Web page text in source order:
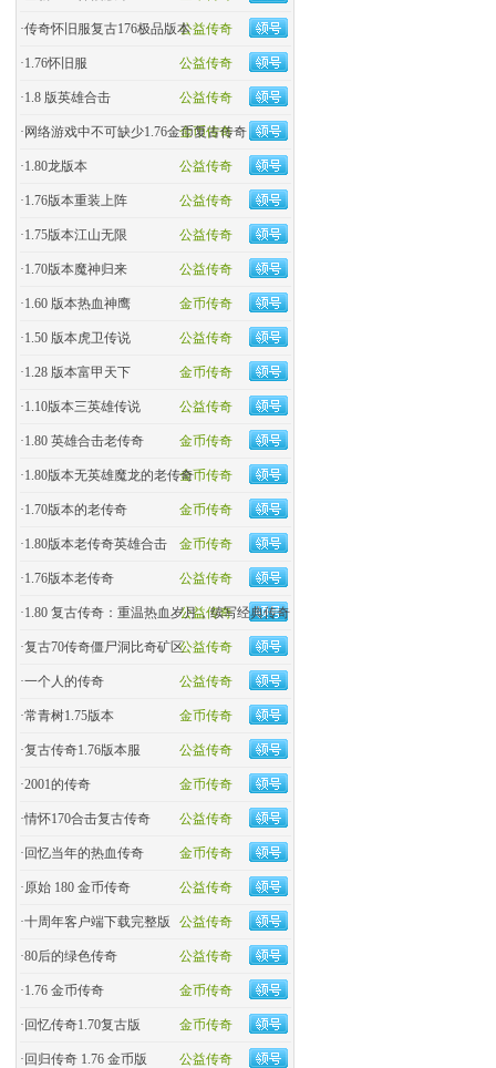
公益传奇
·传奇怀旧服复古176极品版本
公益传奇
·1.76怀旧服
公益传奇
·1.8 版英雄合击
金币传奇
· 网络游戏中不可缺少1.76金币复古传奇
公益传奇
·1.80龙版本
公益传奇
·1.76版本重装上阵
公益传奇
·1.75版本江山无限
公益传奇
·1.70版本魔神归来
金币传奇
·1.60 版本热血神鹰
公益传奇
·1.50 版本虎卫传说
金币传奇
·1.28 版本富甲天下
公益传奇
·1.10版本三英雄传说
金币传奇
·1.80 英雄合击老传奇
金币传奇
·1.80版本无英雄魔龙的老传奇
金币传奇
·1.70版本的老传奇
金币传奇
·1.80版本老传奇英雄合击
公益传奇
·1.76版本老传奇
公益传奇
·1.80 复古传奇：重温热血岁月，续写经典传奇
公益传奇
·复古70传奇僵尸洞比奇矿区
公益传奇
·一个人的传奇
金币传奇
·常青树1.75版本
公益传奇
·复古传奇1.76版本服
金币传奇
·2001的传奇
公益传奇
·情怀170合击复古传奇
金币传奇
· 回忆当年的热血传奇
公益传奇
·原始 180 金币传奇
公益传奇
·十周年客户端下载完整版
公益传奇
·80后的绿色传奇
金币传奇
·1.76 金币传奇
金币传奇
· 回忆传奇1.70复古版
公益传奇
· 回归传奇 1.76 金币版